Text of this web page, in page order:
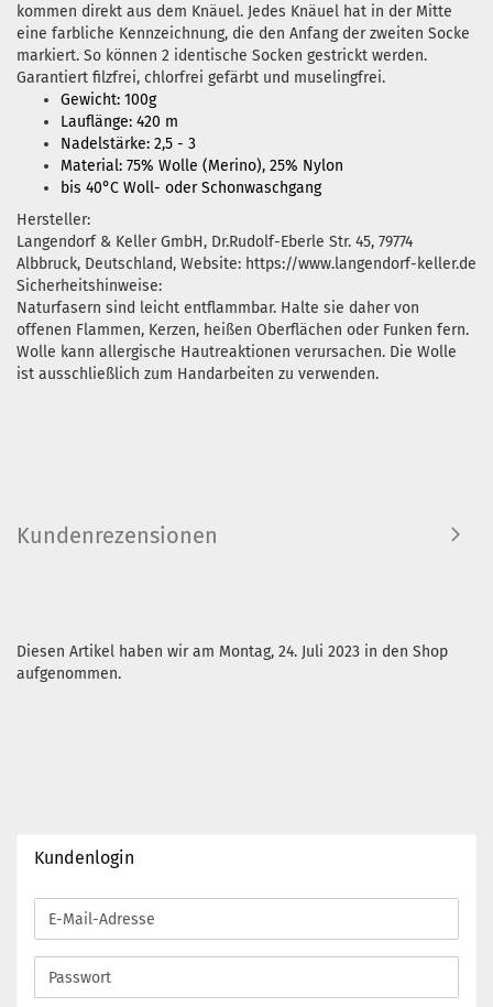
kommen direkt aus dem Knäuel. Jedes Knäuel hat in der Mitte
eine farbliche Kennzeichnung, die den Anfang der zweiten Socke
markiert. So können 2 identische Socken gestrickt werden.
Garantiert filzfrei, chlorfrei gefärbt und muselingfrei.
Gewicht: 100g
Lauflänge: 420 m
Nadelstärke: 2,5 - 3
Material: 75% Wolle (Merino), 25% Nylon
bis 40°C Woll- oder Schonwaschgang
Hersteller:
Langendorf & Keller GmbH, Dr.Rudolf-Eberle Str. 45, 79774
Albbruck, Deutschland, Website: https://www.langendorf-keller.de
Sicherheitshinweise:
Naturfasern sind leicht entflammbar. Halte sie daher von
offenen Flammen, Kerzen, heißen Oberflächen oder Funken fern.
Wolle kann allergische Hautreaktionen verursachen. Die Wolle
ist ausschließlich zum Handarbeiten zu verwenden.
Kundenrezensionen
Diesen Artikel haben wir am Montag, 24. Juli 2023 in den Shop
aufgenommen.
Kundenlogin
E-
Mail-
Adresse
Passwort